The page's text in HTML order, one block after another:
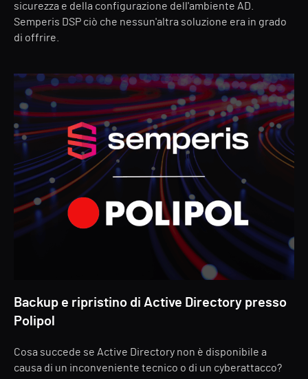
sicurezza e della configurazione dell'ambiente AD.
Semperis DSP ciò che nessun'altra soluzione era in grado
di offrire.
Backup e ripristino di Active Directory presso
Polipol
Cosa succede se Active Directory non è disponibile a
causa di un inconveniente tecnico o di un cyberattacco?